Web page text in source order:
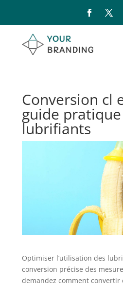
Conversion cl
guide
lubrifiants
Optimiser l’utilisation des
conversion précise des
demandez comment